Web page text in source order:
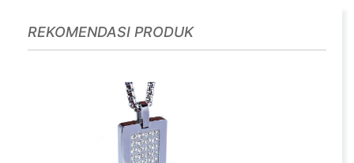
REKOMENDASI PRODUK